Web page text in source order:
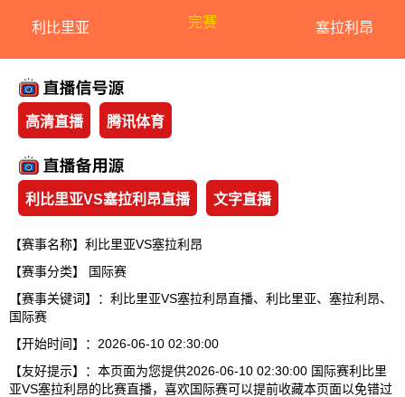
利比里亚 完赛 塞拉利昂
高清直播 腾讯体育
利比里亚VS塞拉利昂直播 文字直播
【赛事名称】利比里亚VS塞拉利昂
【赛事分类】
国际赛
【赛事关键词】：利比里亚VS塞拉利昂直播、利比里亚、塞拉利昂、
国际赛
【开始时间】：2026-06-10 02:30:00
【友好提示】：本页面为您提供2026-06-10 02:30:00 国际赛利比里
亚VS塞拉利昂的比赛直播，喜欢国际赛可以提前收藏本页面以免错过